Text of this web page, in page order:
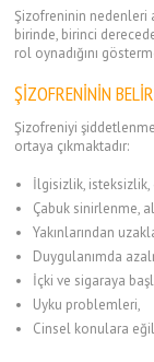
Şizofreninin nedenleri
birinde, birinci
rol oynadığını
ŞİZOFRENİNİN
Şizofreniyi
ortaya çıkmaktadır:
İlgisizlik,
Çabuk sinirlenme,
Yakınlarından
Duygulanımda
İçki ve sigaraya
Uyku problemleri,
Cinsel konulara